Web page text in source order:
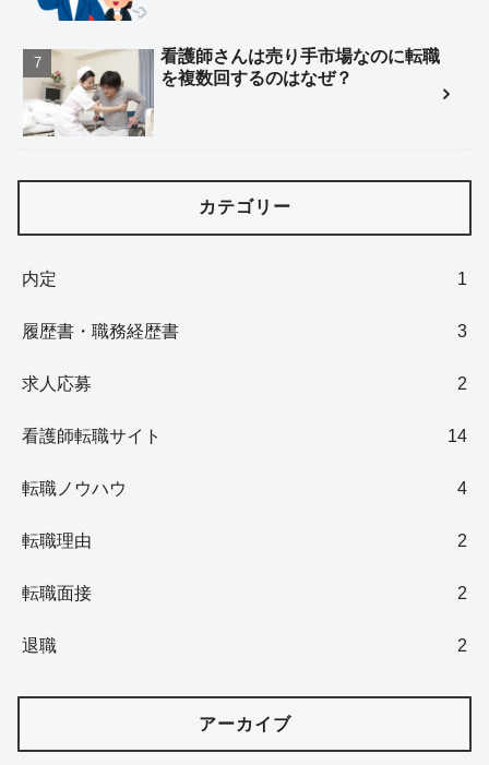
看護師さんは売り手市場なのに転職
を複数回するのはなぜ？
カテゴリー
内定 1
履歴書・職務経歴書 3
求人応募 2
看護師転職サイト 14
転職ノウハウ 4
転職理由 2
転職面接 2
退職 2
アーカイブ